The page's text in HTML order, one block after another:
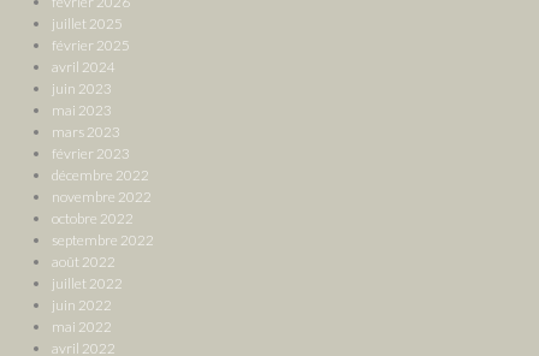
juillet 2025
février 2025
avril 2024
juin 2023
mai 2023
mars 2023
février 2023
décembre 2022
novembre 2022
octobre 2022
septembre 2022
août 2022
juillet 2022
juin 2022
mai 2022
avril 2022